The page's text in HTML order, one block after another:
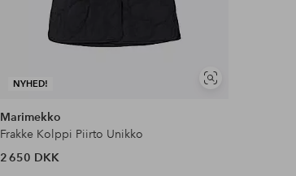
NYHED!
Se
Marimekko
Frakke Kolppi Piirto Unikko
2 650 DKK